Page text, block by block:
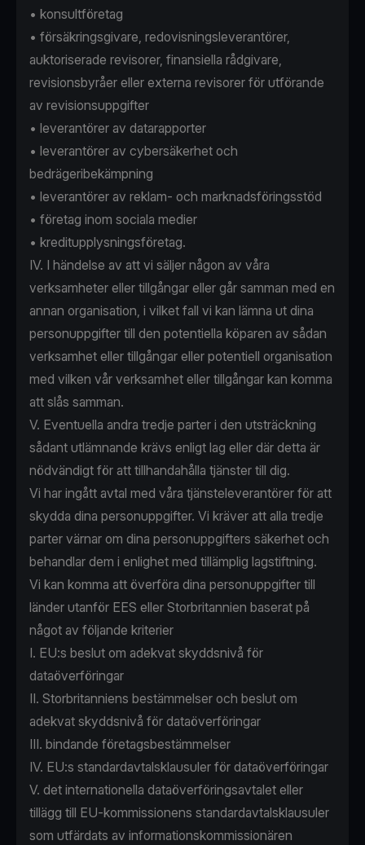
• konsultföretag
• försäkringsgivare, redovisningsleverantörer,
auktoriserade revisorer, finansiella rådgivare,
revisionsbyråer eller externa revisorer för utförande
av revisionsuppgifter
• leverantörer av datarapporter
• leverantörer av cybersäkerhet och
bedrägeribekämpning
• leverantörer av reklam- och marknadsföringsstöd
• företag inom sociala medier
• kreditupplysningsföretag.
IV. I händelse av att vi säljer någon av våra
verksamheter eller tillgångar eller går samman med en
annan organisation, i vilket fall vi kan lämna ut dina
personuppgifter till den potentiella köparen av sådan
verksamhet eller tillgångar eller potentiell organisation
med vilken vår verksamhet eller tillgångar kan komma
att slås samman.
V. Eventuella andra tredje parter i den utsträckning
sådant utlämnande krävs enligt lag eller där detta är
nödvändigt för att tillhandahålla tjänster till dig.
Vi har ingått avtal med våra tjänsteleverantörer för att
skydda dina personuppgifter. Vi kräver att alla tredje
parter värnar om dina personuppgifters säkerhet och
behandlar dem i enlighet med tillämplig lagstiftning.
Vi kan komma att överföra dina personuppgifter till
länder utanför EES eller Storbritannien baserat på
något av följande kriterier
I. EU:s beslut om adekvat skyddsnivå för
dataöverföringar
II. Storbritanniens bestämmelser och beslut om
adekvat skyddsnivå för dataöverföringar
III. bindande företagsbestämmelser
IV. EU:s standardavtalsklausuler för dataöverföringar
V. det internationella dataöverföringsavtalet eller
tillägg till EU-kommissionens standardavtalsklausuler
som utfärdats av informationskommissionären